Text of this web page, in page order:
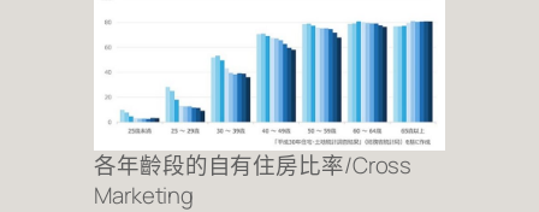
各年齡段的自有住房比率/Cross
Marketing